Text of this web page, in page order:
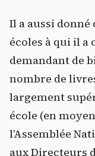
Il a aussi donné
écoles à qui il a
demandant de
nombre de
largement
école (en
l’Assemblée
aux Directeurs